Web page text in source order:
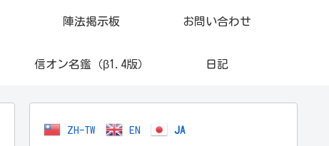
陣法掲示板 お問い合わせ
信オン名鑑（β1.4版） 日記
ZH-TW EN JA